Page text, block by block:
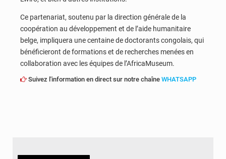
Ce partenariat, soutenu par la direction générale de la
coopération au développement et de l’aide humanitaire
belge, impliquera une centaine de doctorants congolais, qui
bénéficieront de formations et de recherches menées en
collaboration avec les équipes de l’AfricaMuseum.
Suivez l'information en direct sur notre chaîne WHATSAPP